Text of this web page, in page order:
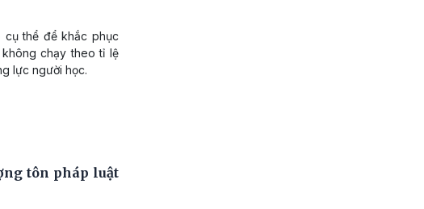
thể để khắc phục
chạy theo tỉ lệ
lực người học.
tôn pháp luật